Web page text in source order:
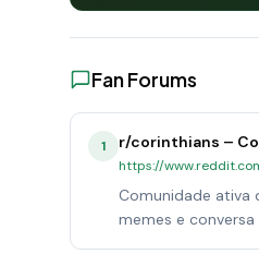
Fan Forums
1 r/corinthians –
https://
Comunidade ativa
memes e